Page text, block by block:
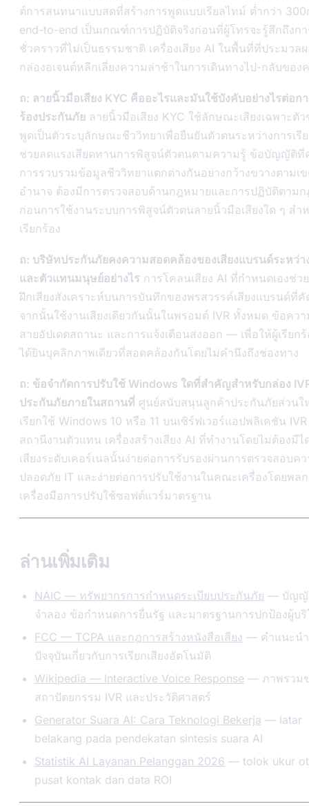
ต์การสนทนาแบบสดที่สร้างการพูดแบบเรียลไทม์ ต่ำกว่า
end-to-end เป็นเกณฑ์การปฏิบัติจริงก่อนที่ผู้โทรจะรู้สึกถึงก
ชั่วคราวที่ไม่เป็นธรรมชาติ เครื่องเสียง AI ในพื้นที่ที่ประมวล
กล่องอเจนต์หลีกเลี่ยงความล่าช้าในการเดินทางไป-กลับของ
ถ: ลายนิ้วมือเสียง KYC คืออะไรและมันใช้บังคับอย่างไรต่อกา
ร้องประกันภัย ลายนิ้วมือเสียง KYC ใช้ลักษณะเสียงเฉพาะตัว
พูดเป็นตัวระบุลักษณะชีววิทยาเพื่อยืนยันตัวตนระหว่างการเรี
ช่วยลดแรงเสียดทานการพิสูจน์ตัวตนตามความรู้ ข้อบัญญัติ
การรวบรวมข้อมูลชีววิทยาแตกต่างกันอย่างกว้างขวางตามเ
อำนาจ ต้องมีการตรวจสอบด้านกฎหมายและการปฏิบัติตาม
ก่อนการใช้งานระบบการพิสูจน์ตัวตนลายนิ้วมือเสียงใด ๆ สำ
เรียกร้อง
ถ: บริษัทประกันภัยคงความสอดคล้องของเสียงแบรนด์ระหว่า
และตัวแทนมนุษย์อย่างไร การโคลนเสียง AI ที่กำหนดเองช่
ฝึกเสียงสังเคราะห์บนการบันทึกของพรสวรรค์เสียงแบรนด์ที่คั
จากนั้นใช้งานเสียงเดียวกันนั้นในพรอมต์ IVR ทั้งหมด ข้อคว
สายอัปเดตสถานะ และการแจ้งเตือนส่งออก — เพื่อให้ผู้เรียกร้
ได้ยินบุคลิกภาพเดียวที่สอดคล้องกันโดยไม่คำนึงถึงช่องทาง
ถ: ข้อจำกัดการปรับใช้ Windows ใดที่สำคัญสำหรับกล่อง
ประกันภัยภายในสถานที่ ศูนย์สนับสนุนลูกค้าประกันภัยส่วน
เรียกใช้ Windows 10 หรือ 11 บนเซิร์ฟเวอร์แอปพลิเคชัน
สถานีงานตัวแทน เครื่องสร้างเสียง AI ที่ทำงานโดยไม่ต้องมีไ
เสียงระดับเคอร์เนลนั้นง่ายต่อการรับรองผ่านการตรวจสอบค
ปลอดภัย IT และง่ายต่อการปรับใช้งานในคณะเครื่องโดยพล
เครื่องมือการปรับใช้ซอฟต์แวร์มาตรฐาน
ล่านเพิ่มเติม
NAIC — ทรัพยากรการกำหนดระเบียบประกันภัย — บัญญั
จำลอง ข้อกำหนดการยื่นรัฐ และมาตรฐานการปกป้องผู้บ
FCC — TCPA และกฎการสร้างหนังสือเสียง — คำแนะนำ
ปัจจุบันเกี่ยวกับการเรียกเสียงอัตโนมัติ
Wikipedia — Interactive Voice Response — ภาพรวม
สถาปัตยกรรม IVR และประวัติศาสตร์
Generator Suara AI: Cara Teknologi Bekerja — latar
belakang pada pendekatan sintesis suara AI
Statistik AI Layanan Pelanggan 2026 — tolok ukur
pusat kontak dan data ROI